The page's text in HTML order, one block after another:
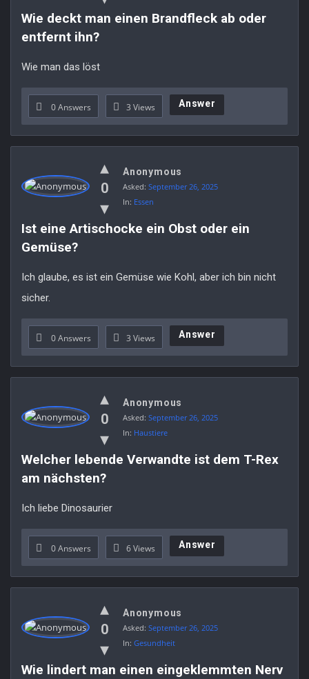
Wie deckt man einen Brandfleck ab oder
entfernt ihn?
Wie man das löst
0 Answers 3 Views Answer
0
Anonymous
Asked: September 26, 2025
In: Essen
Ist eine Artischocke ein Obst oder ein
Gemüse?
Ich glaube, es ist ein Gemüse wie Kohl, aber ich bin nicht
sicher.
0 Answers 3 Views Answer
0
Anonymous
Asked: September 26, 2025
In: Haustiere
Welcher lebende Verwandte ist dem T-Rex
am nächsten?
Ich liebe Dinosaurier
0 Answers 6Views Answer
0
Anonymous
Asked: September 26, 2025
In: Gesundheit
Wie lindert man einen eingeklemmten Nerv